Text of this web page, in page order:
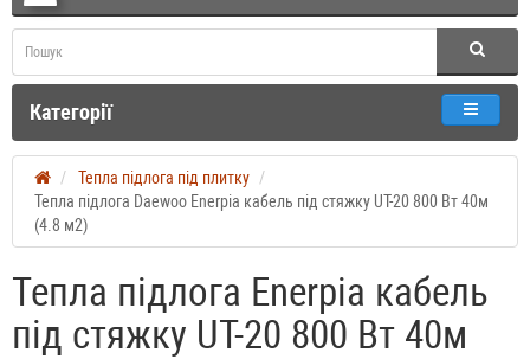
Категорії
Тепла підлога під плитку
Тепла підлога Daewoo Enerpia кабель під стяжку UT-20 800 Вт 40м
(4.8 м2)
Тепла підлога Enerpia кабель
під стяжку UT-20 800 Вт 40м